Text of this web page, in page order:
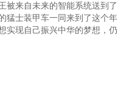
被来自未来的智能系统送到了
猛士装甲车一同来到了这个年
实现自己振兴中华的梦想，仍